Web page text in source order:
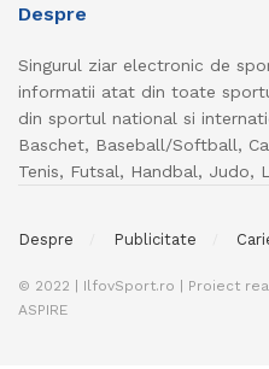
Despre
Singurul ziar electronic de
informatii atat din toate
din sportul national si
Baschet, Baseball/Softball,
Tenis, Futsal, Handbal, Judo,
Despre Publicitate
© 2022 | IlfovSport.ro | Proiect
ASPIRE